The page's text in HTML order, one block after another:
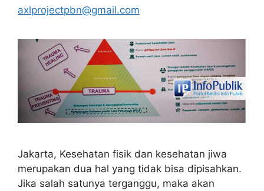
axlprojectpbn@gmail.com
Jakarta, Kesehatan fisik dan kesehatan jiwa
merupakan dua hal yang tidak bisa dipisahkan.
Jika salah satunya terganggu, maka akan